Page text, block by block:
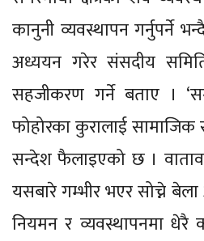
कानुनी व्यवस्थापन गर्नुपर्ने
अध्ययन गरेर संसदीय
सहजीकरण गर्ने बताए ।
फोहोरका कुरालाई
सन्देश फैलाइएको छ ।
यसबारे गम्भीर भएर सोच्ने बेला
नियमन र व्यवस्थापनमा धेरै